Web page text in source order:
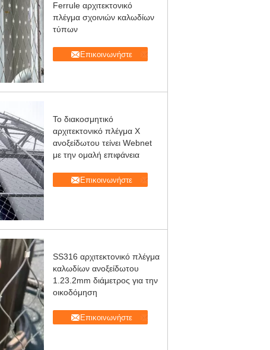
Ferrule αρχιτεκτονικό
πλέγμα σχοινιών καλωδίων
τύπων
Επικοινωνήστε
Το διακοσμητικό
αρχιτεκτονικό πλέγμα Χ
ανοξείδωτου τείνει Webnet
με την ομαλή επιφάνεια
Επικοινωνήστε
SS316 αρχιτεκτονικό πλέγμα
καλωδίων ανοξείδωτου
1.23.2mm διάμετρος για την
οικοδόμηση
Επικοινωνήστε